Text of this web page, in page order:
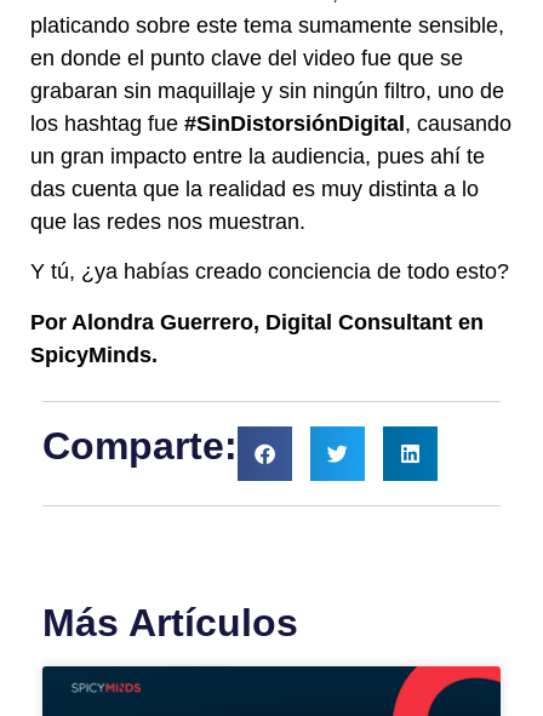
platicando sobre este tema sumamente sensible,
en donde el punto clave del video fue que se
grabaran sin maquillaje y sin ningún filtro, uno de
los hashtag fue #SinDistorsiónDigital, causando
un gran impacto entre la audiencia, pues ahí te
das cuenta que la realidad es muy distinta a lo
que las redes nos muestran.
Y tú, ¿ya habías creado conciencia de todo esto?
Por Alondra Guerrero, Digital Consultant en
SpicyMinds.
Comparte:
Más Artículos